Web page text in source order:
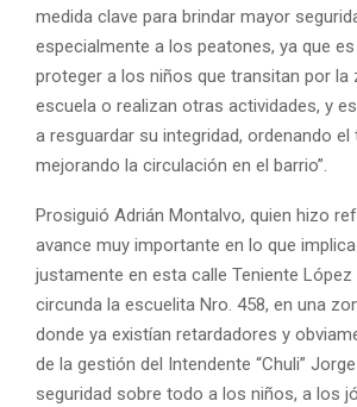
medida clave para brindar mayor
especialmente a los peatones, ya que
proteger a los niños que transitan por la
escuela o realizan otras actividades, y
a resguardar su integridad, ordenando
mejorando la circulación en el barrio”.
Prosiguió Adrián Montalvo, quien hizo
avance muy importante en lo que
justamente en esta calle Teniente López
circunda la escuelita Nro. 458, en una
donde ya existían retardadores y
de la gestión del Intendente “Chuli”
seguridad sobre todo a los niños, a los